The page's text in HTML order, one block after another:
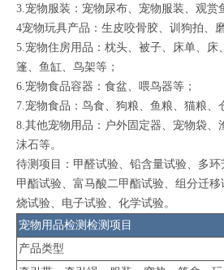
3.宠物服装：宠物尿布、宠物服装、观赏
4宠物玩具产品：生皮咬骨胶、训狗拍、
5.宠物住房用品：枕头、被子、床单、床
篷、鱼缸、鸟架等；
6.宠物食品容器：食盆、喂鸟器等；
7.宠物食品：鸟食、狗粮、鱼粮、猫粮、
8.其他宠物用品：户外固定器、宠物袋、
沫石等。
待测项目：甲醛试验、铅含量试验、多
甲酯试验、富马酸二甲酯试验、组分迁
烧试验、电子试验、化学试验。
宠物用品检测检测项目
产品类型